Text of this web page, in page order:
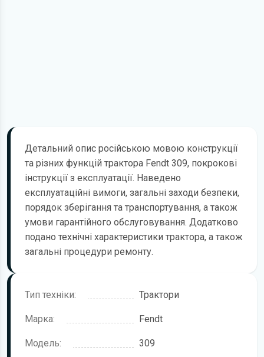
Детальний опис російською мовою конструкції
та різних функцій трактора Fendt 309, покрокові
інструкції з експлуатації. Наведено
експлуатаційні вимоги, загальні заходи безпеки,
порядок зберігання та транспортування, а також
умови гарантійного обслуговування. Додатково
подано технічні характеристики трактора, а також
загальні процедури ремонту.
Тип техніки: Трактори
Марка: Fendt
Модель: 309